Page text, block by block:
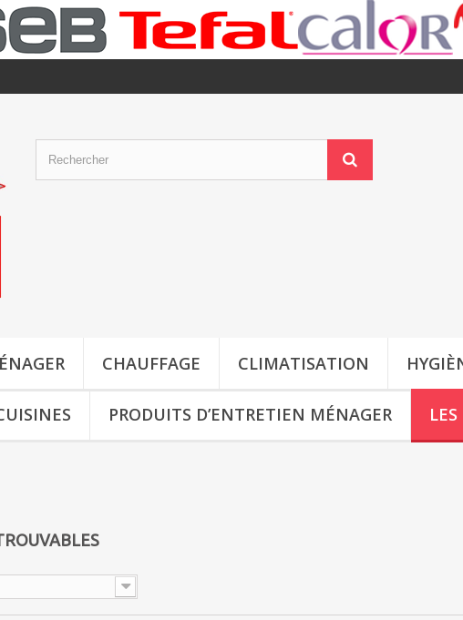
CHAUFFAGE CLIMATISATION
PRODUITS D’ENTRETIEN MÉNAGER